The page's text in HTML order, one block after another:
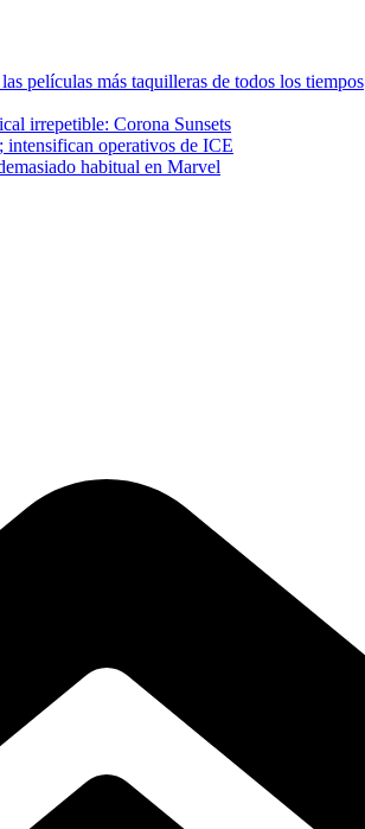
películas más taquilleras de todos los tiempos
irrepetible: Corona Sunsets
intensifican operativos de ICE
habitual en Marvel